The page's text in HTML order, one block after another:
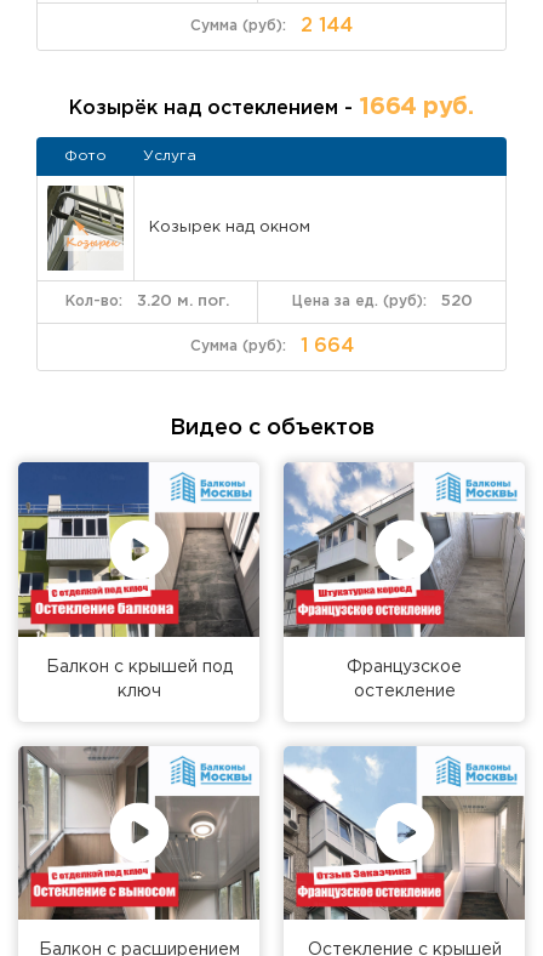
2 144
Козырёк над остеклением - 1664 руб.
Фото Услуга
Козырек над окном
520
3.20 м. пог.
1 664
Видео с объектов
Балкон с крышей под
ключ
Французское
остекление
Балкон с расширением
Остекление с крышей